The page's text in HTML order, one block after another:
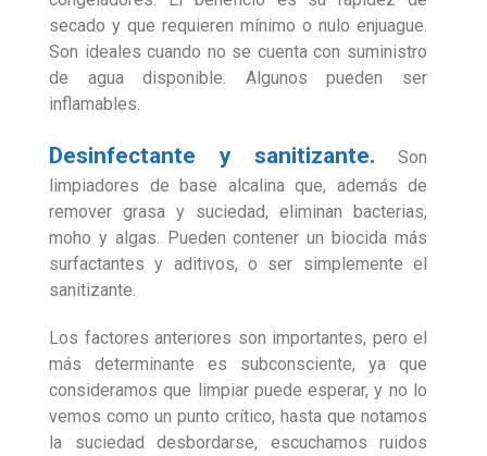
secado y que requieren mínimo o nulo enjuague.
Son ideales cuando no se cuenta con suministro
de agua disponible. Algunos pueden ser
inflamables.
Desinfectante y sanitizante. Son
limpiadores de base alcalina que, además de
remover grasa y suciedad, eliminan bacterias,
moho y algas. Pueden contener un biocida más
surfactantes y aditivos, o ser simplemente el
sanitizante.
Los factores anteriores son importantes, pero el
más determinante es subconsciente, ya que
consideramos que limpiar puede esperar, y no lo
vemos como un punto crítico, hasta que notamos
la suciedad desbordarse, escuchamos ruidos